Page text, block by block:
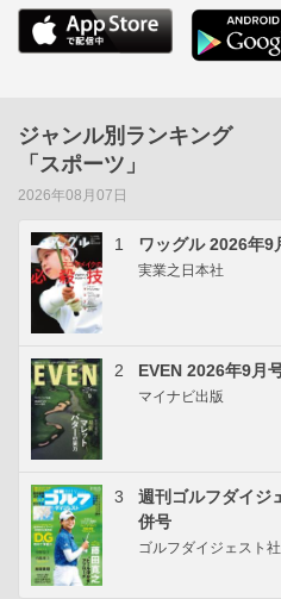
ジャンル別ランキング
「スポーツ」
2026年08月07日
1 ワッグル 2026年9
実業之日本社
2 EVEN 2026年9月
マイナビ出版
3
週刊ゴルフダイジ
併号
ゴルフダイジェスト社